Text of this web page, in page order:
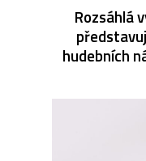
Rozsáhlá
hudebních